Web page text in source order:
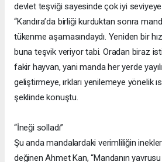
devlet teşviği sayesinde çok iyi
“Kandıra’da birliği kurduktan sonra
tükenme aşamasındaydı. Yeniden bir
buna teşvik veriyor tabi. Oradan biraz
fakir hayvan, yani manda her yerde
geliştirmeye, ırkları yenilemeye yönelik
şeklinde konuştu.
“İneği solladı”
Şu anda mandalardaki verimliliğin
değinen Ahmet Kan, “Mandanın